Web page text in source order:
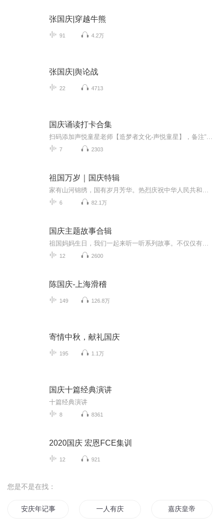
张国庆|穿越牛熊
91 4.2万
张国庆|舆论战
22 4713
国庆诵读打卡合集
7 2303
祖国万岁｜国庆特辑
6 82.1万
国庆主题故事合辑
12 2600
陈国庆-上海滑稽
149 126.8万
寄情中秋，献礼国庆
195 1.1万
国庆十篇经典演讲
十篇经典演讲
8 8361
2020国庆 宏恩FCE集训
12 921
您是不是在找：
安庆年记事 一人有庆 嘉庆皇帝